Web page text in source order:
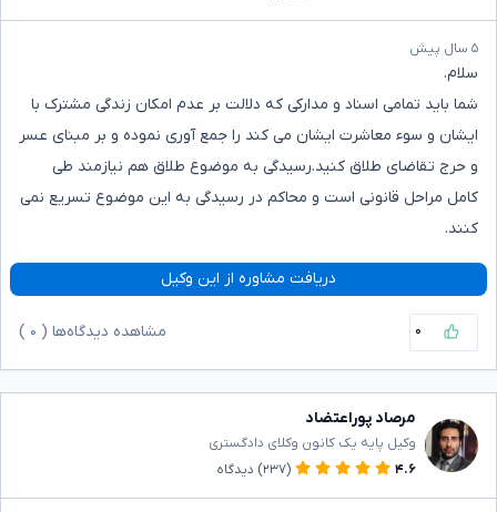
۵ سال پیش
سلام.
شما باید تمامی اسناد و مدارکی که دلالت بر عدم امکان زندگی مشترک با
ایشان و سوء معاشرت ایشان می کند را جمع آوری نموده و بر مبنای عسر
و حرج تقاضای طلاق کنید.رسیدگی به موضوع طلاق هم نیازمند طی
کامل مراحل قانونی است و محاکم در رسیدگی به این موضوع تسریع نمی
کنند.
دریافت مشاوره از این وکیل
۰ مشاهده دیدگاه‌ها ( ۰
مرصاد پوراعتضاد
وکیل پایه یک کانون وکلای دادگستری
۴.۶
(۲۳۷) دیدگاه